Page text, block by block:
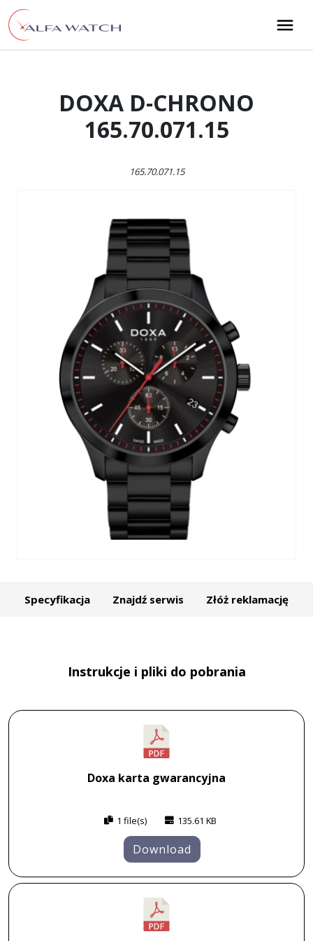
Przejdź do treści
Main Navigation
DOXA D-CHRONO
165.70.071.15
165.70.071.15
Specyfikacja Znajdź serwis Złóż reklamację
Instrukcje i pliki do pobrania
Doxa karta gwarancyjna
1 file(s) 135.61 KB
Download